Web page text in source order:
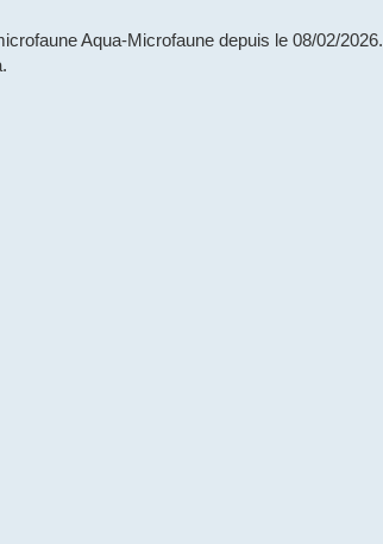
Aqua-Microfaune depuis le 08/02/2026.